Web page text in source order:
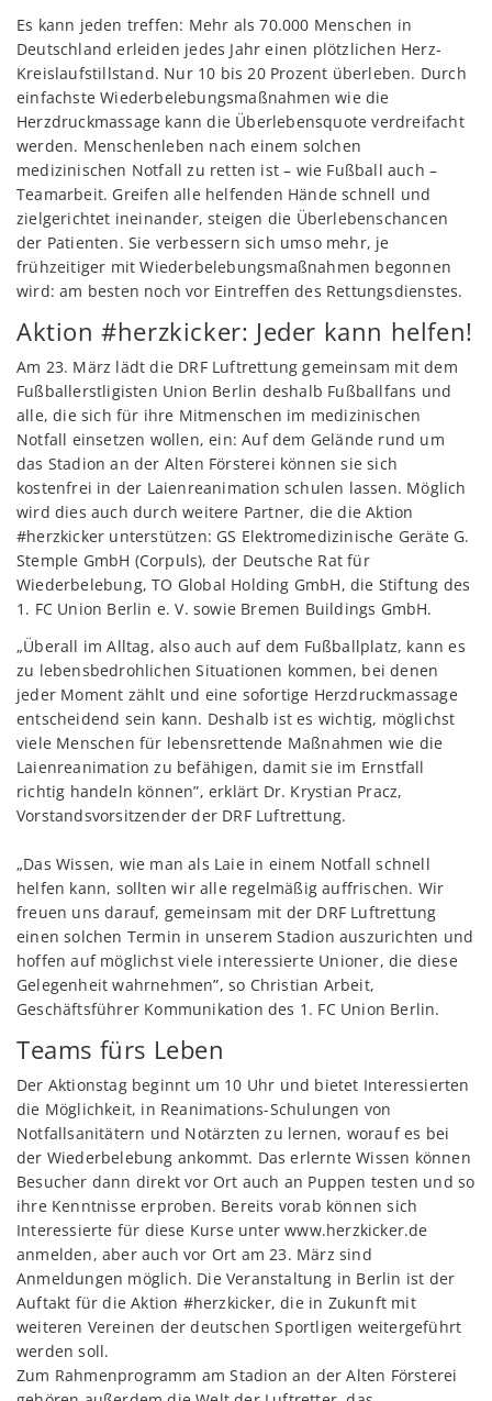
Es kann jeden treffen: Mehr als 70.000 Menschen in
Deutschland erleiden jedes Jahr einen plötzlichen Herz-
Kreislaufstillstand. Nur 10 bis 20 Prozent überleben. Durch
einfachste Wiederbelebungsmaßnahmen wie die
Herzdruckmassage kann die Überlebensquote verdreifacht
werden. Menschenleben nach einem solchen
medizinischen Notfall zu retten ist – wie Fußball auch –
Teamarbeit. Greifen alle helfenden Hände schnell und
zielgerichtet ineinander, steigen die Überlebenschancen
der Patienten. Sie verbessern sich umso mehr, je
frühzeitiger mit Wiederbelebungsmaßnahmen begonnen
wird: am besten noch vor Eintreffen des Rettungsdienstes.
Aktion #herzkicker: Jeder kann helfen!
Am 23. März lädt die DRF Luftrettung gemeinsam mit dem
Fußballerstligisten Union Berlin deshalb Fußballfans und
alle, die sich für ihre Mitmenschen im medizinischen
Notfall einsetzen wollen, ein: Auf dem Gelände rund um
das Stadion an der Alten Försterei können sie sich
kostenfrei in der Laienreanimation schulen lassen. Möglich
wird dies auch durch weitere Partner, die die Aktion
#herzkicker unterstützen: GS Elektromedizinische Geräte G.
Stemple GmbH (Corpuls), der Deutsche Rat für
Wiederbelebung, TO Global Holding GmbH, die Stiftung des
1. FC Union Berlin e. V. sowie Bremen Buildings GmbH.
„Überall im Alltag, also auch auf dem Fußballplatz, kann es
zu lebensbedrohlichen Situationen kommen, bei denen
jeder Moment zählt und eine sofortige Herzdruckmassage
entscheidend sein kann. Deshalb ist es wichtig, möglichst
viele Menschen für lebensrettende Maßnahmen wie die
Laienreanimation zu befähigen, damit sie im Ernstfall
richtig handeln können”, erklärt Dr. Krystian Pracz,
Vorstandsvorsitzender der DRF Luftrettung.
„Das Wissen, wie man als Laie in einem Notfall schnell
helfen kann, sollten wir alle regelmäßig auffrischen. Wir
freuen uns darauf, gemeinsam mit der DRF Luftrettung
einen solchen Termin in unserem Stadion auszurichten und
hoffen auf möglichst viele interessierte Unioner, die diese
Gelegenheit wahrnehmen”, so Christian Arbeit,
Geschäftsführer Kommunikation des 1. FC Union Berlin.
Teams fürs Leben
Der Aktionstag beginnt um 10 Uhr und bietet Interessierten
die Möglichkeit, in Reanimations-Schulungen von
Notfallsanitätern und Notärzten zu lernen, worauf es bei
der Wiederbelebung ankommt. Das erlernte Wissen können
Besucher dann direkt vor Ort auch an Puppen testen und so
ihre Kenntnisse erproben. Bereits vorab können sich
Interessierte für diese Kurse unter www.herzkicker.de
anmelden, aber auch vor Ort am 23. März sind
Anmeldungen möglich. Die Veranstaltung in Berlin ist der
Auftakt für die Aktion #herzkicker, die in Zukunft mit
weiteren Vereinen der deutschen Sportligen weitergeführt
werden soll.
Zum Rahmenprogramm am Stadion an der Alten Försterei